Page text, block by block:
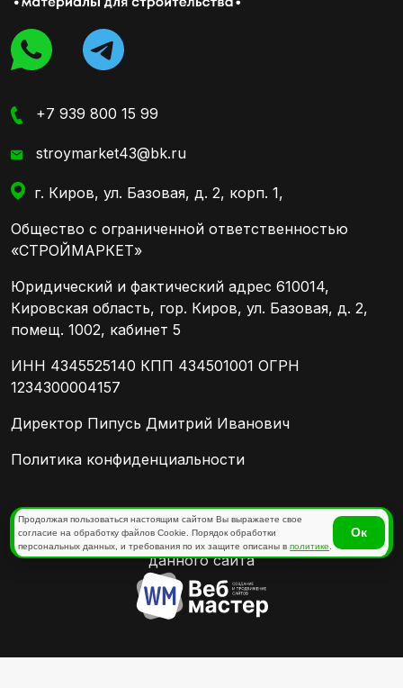
+7 939 800 15 99
stroymarket43@bk.ru
г. Киров, ул. Базовая, д. 2, корп. 1,
Общество с ограниченной ответственностью
«СТРОЙМАРКЕТ»
Юридический и фактический адрес 610014,
Кировская область, гор. Киров, ул. Базовая, д. 2,
помещ. 1002, кабинет 5
ИНН 4345525140 КПП 434501001 ОГРН
1234300004157
Директор Пипусь Дмитрий Иванович
Политика конфиденциальности
Отправляя любую форму на сайте, вы
соглашаетесь сполитикой конфиденциальности
данного сайта
Продолжая пользоваться настоящим сайтом Вы выражаете свое
согласие на обработку файлов Cookie. Порядок обработки
персональных данных, и требования по их защите описаны вполитике
Ок